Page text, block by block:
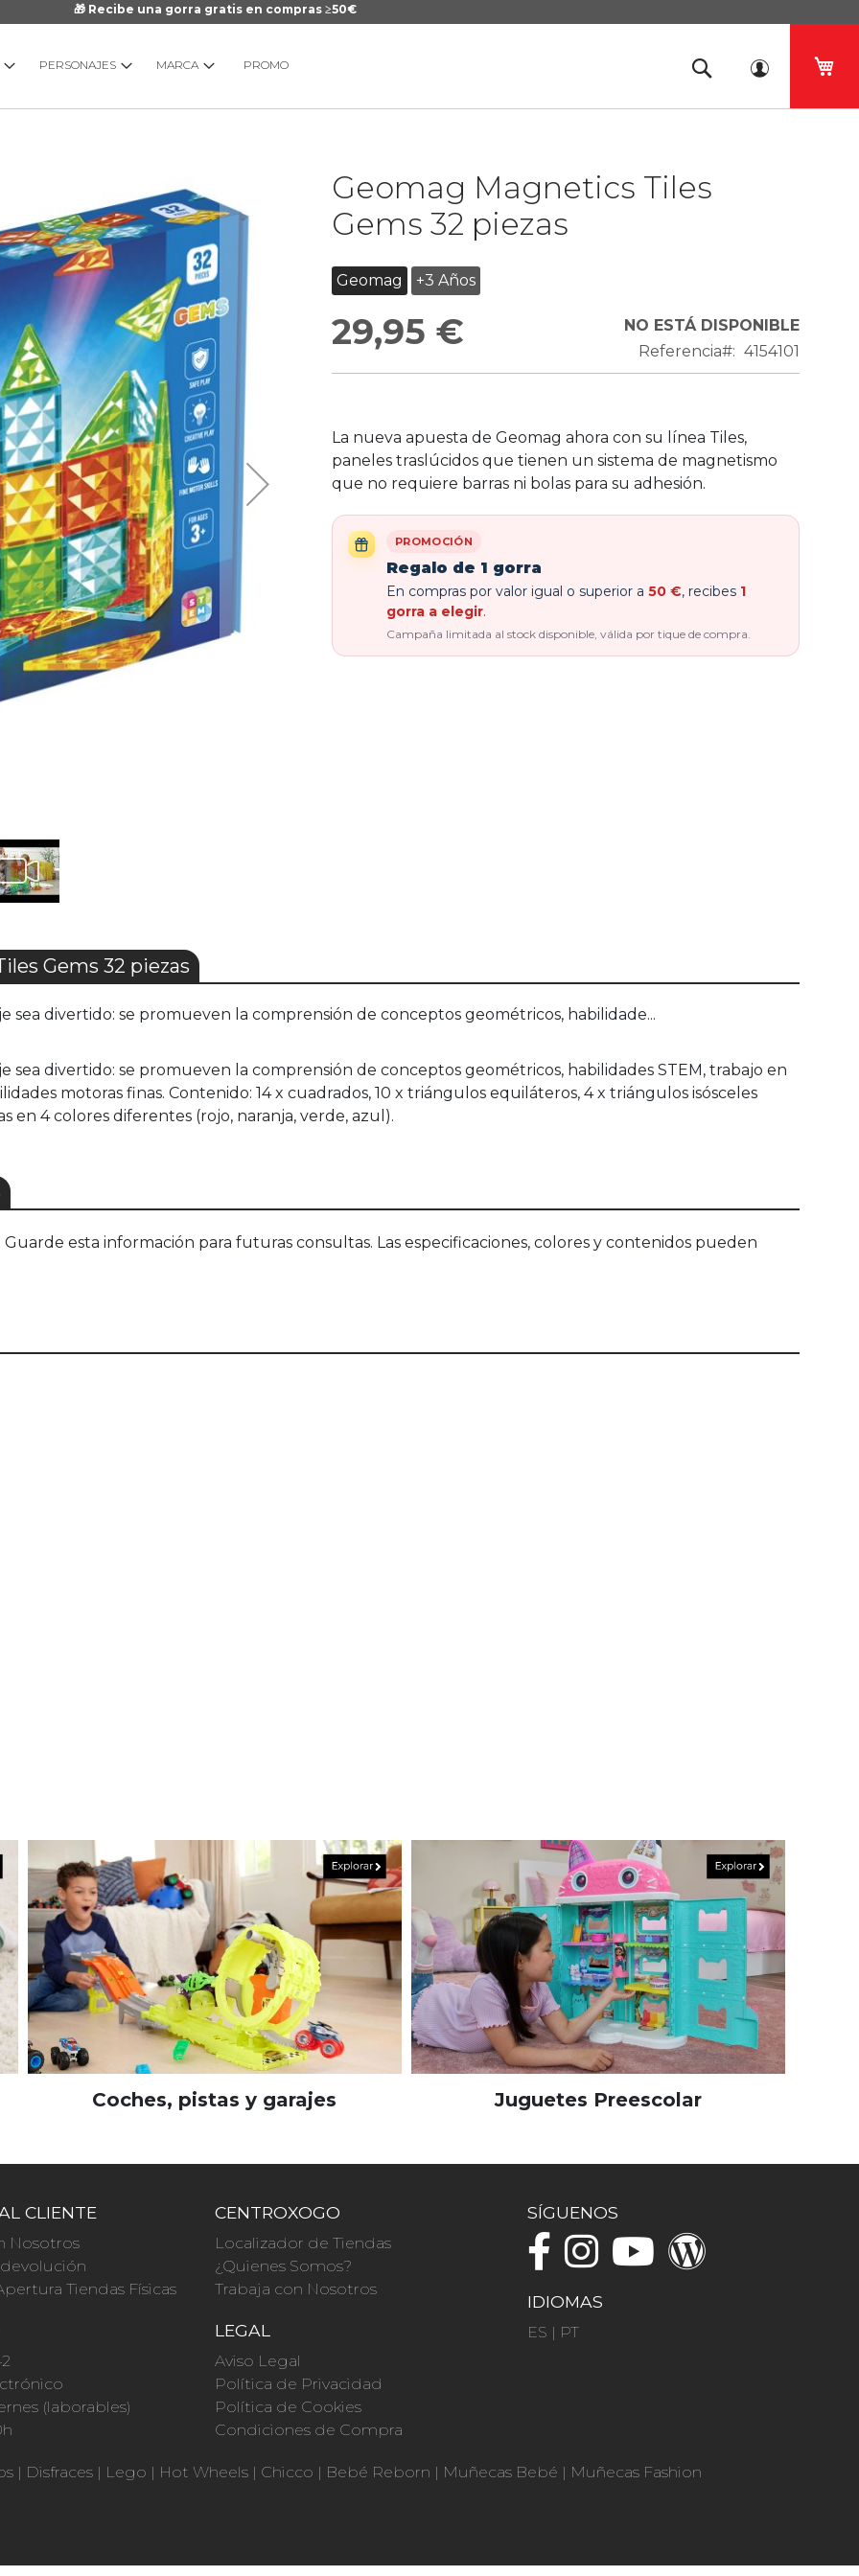
🎁 Recibe una gorra gratis en compras ≥50€
PERSONAJES MARCA PROMO
Geomag Magnetics Tiles
Gems 32 piezas
Geomag +3 Años
29,95 €
NO ESTÁ DISPONIBLE
Referencia
4154101
La nueva apuesta de Geomag ahora con su línea Tiles,
paneles traslúcidos que tienen un sistema de magnetismo
que no requiere barras ni bolas para su adhesión.
PROMOCIÓN
Regalo de 1 gorra
En compras por valor igual o superior a 50 €, recibes 1
gorra a elegir.
Campaña limitada al stock disponible, válida por tique de compra.
galería
imágenes
Gems 32 piezas
sea divertido: se promueven la comprensión de conceptos geométricos, habilidade...
sea divertido: se promueven la comprensión de conceptos geométricos, habilidades STEM, trabajo en
motoras finas. Contenido: 14 x cuadrados, 10 x triángulos equiláteros, 4 x triángulos isósceles
en 4 colores diferentes (rojo, naranja, verde, azul).
esta información para futuras consultas. Las especificaciones, colores y contenidos pueden
Coches, pistas y garajes Juguetes Preescolar
CLIENTE
Nosotros
Tiendas Físicas
(laborables)
CENTROXOGO
Localizador de Tiendas
¿Quienes Somos?
Trabaja con Nosotros
LEGAL
Aviso Legal
Política de Privacidad
Política de Cookies
Condiciones de Compra
SÍGUENOS
IDIOMAS
ES | PT
| Disfraces | Lego | Hot Wheels | Chicco | Bebé Reborn | Muñecas Bebé | Muñecas Fashion